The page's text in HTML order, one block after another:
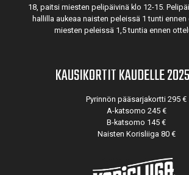
18, paitsi miesten pelipäivinä klo 12-15.
hallilla aukeaa naisten peleissä 1 tunti ennen
miesten peleissä 1,5 tuntia ennen
KAUSIKORTIT KAUDELLE
Pyrinnön pääsarjakortti 295 €
A-katsomo 245 €
B-katsomo 145 €
Naisten Korisliiga 80 €